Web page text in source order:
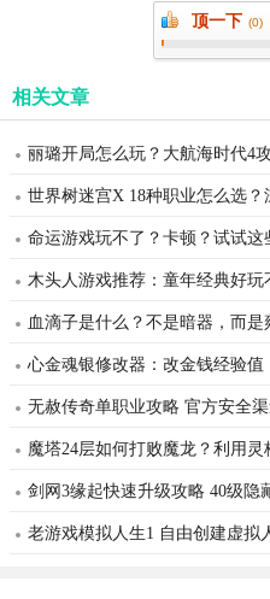
顶一下 (0)
相关文章
丽璐开局怎么玩？大航海时代4
世界树迷宫X 18种职业怎么选？
命运游戏玩不了？卡顿？试试这
木头人游戏推荐：童年经典好玩
血滴子是什么？不是暗器，而是
心金魂银修改器：改金钱经验值
无赦传奇单职业攻略 官方安全
魔塔24层如何打败魔龙？利用
剑网3缘起快速升级攻略 40级隐
老游戏模拟人生1 自由创建虚拟